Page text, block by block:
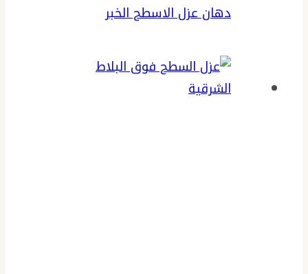
دهان عزل الاسطح الخبر